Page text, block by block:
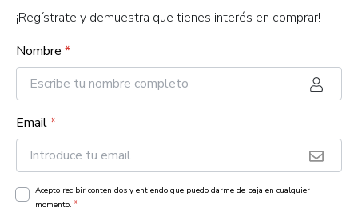
¡Regístrate y demuestra que tienes interés en comprar!
Nombre *
Email*
Acepto recibir contenidos y entiendo que puedo darme de baja en cualquier
momento. *